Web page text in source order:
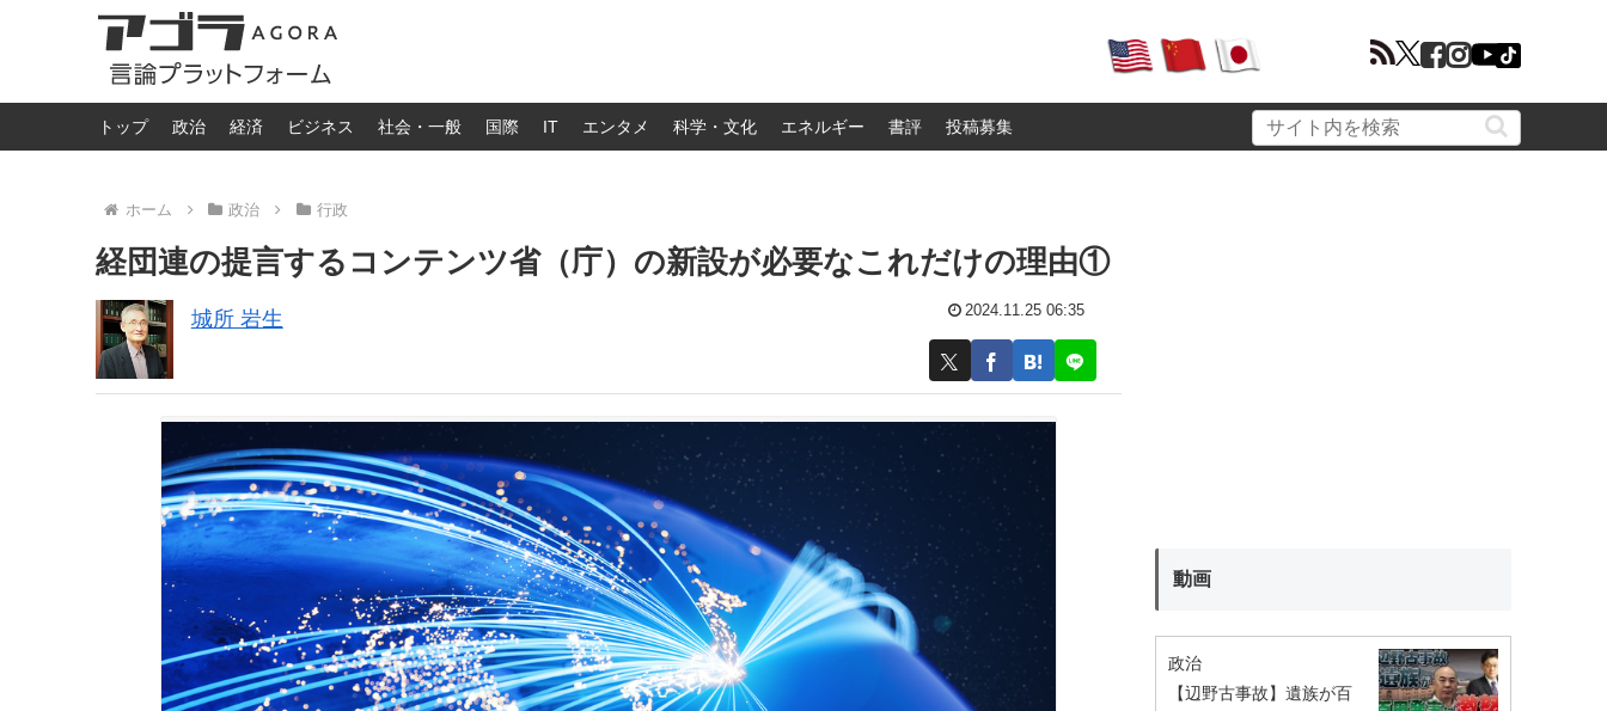
トップ 政治 経済 ビジネス 社会・一般 国際 IT エンタメ 科学・文化 エネルギー 書評 投稿募集
ホーム 政治 行政
経団連の提言するコンテンツ省（庁）の新設が必要なこれだけの理由①
城所 岩生 2024.11.25 06:35
動画
政治
【辺野古事故】遺族が百